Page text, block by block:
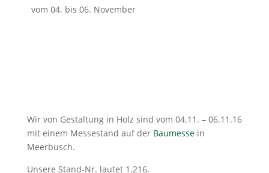
vom 04. bis 06. November
Wir von Gestaltung in Holz sind vom 04.11. – 06.11.16
mit einem Messestand auf der Baumessein
Meerbusch.
Unsere Stand-Nr. lautet 1.216.